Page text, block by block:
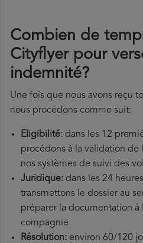
Combien de
Cityflyer pour
indemnité?
Une fois que nous avons reçu
nous procédons comme suit:
Eligibilité: dans les 12
procédons à la validation de
nos systèmes de suivi des
Juridique: dans les 24
transmettons le dossier au
préparer la documentation à
compagnie
Résolution: environ 60/120